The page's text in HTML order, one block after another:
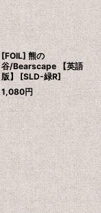
[FOIL] 熊の
谷/Bearscape 【英語
版】 [SLD-緑R]
1,080円